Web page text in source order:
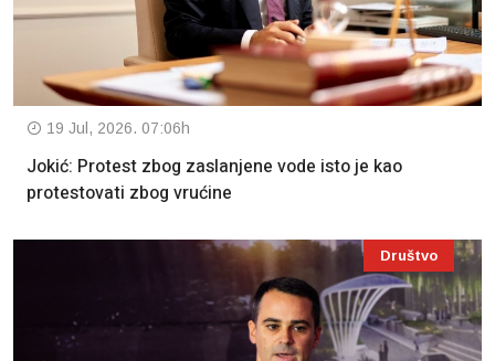
19 Jul, 2026. 07:06h
Jokić: Protest zbog zaslanjene vode isto je kao
protestovati zbog vrućine
Društvo